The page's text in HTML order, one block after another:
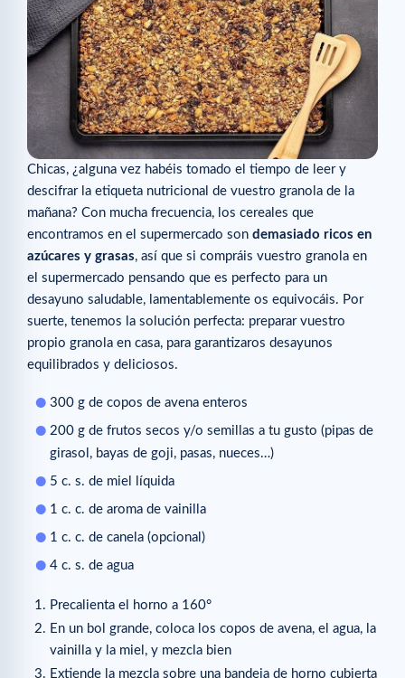
Chicas, ¿alguna vez habéis tomado el tiempo de leer y
descifrar la etiqueta nutricional de vuestro granola de la
mañana? Con mucha frecuencia, los cereales que
encontramos en el supermercado son demasiado ricos en
azúcares y grasas, así que si compráis vuestro granola en
el supermercado pensando que es perfecto para un
desayuno saludable, lamentablemente os equivocáis. Por
suerte, tenemos la solución perfecta: preparar vuestro
propio granola en casa, para garantizaros desayunos
equilibrados y deliciosos.
300 g de copos de avena enteros
200 g de frutos secos y/o semillas a tu gusto (pipas de
girasol, bayas de goji, pasas, nueces…)
5 c. s. de miel líquida
1 c. c. de aroma de vainilla
1 c. c. de canela (opcional)
4 c. s. de agua
Precalienta el horno a 160°
En un bol grande, coloca los copos de avena, el agua, la
vainilla y la miel, y mezcla bien
Extiende la mezcla sobre una bandeja de horno cubierta